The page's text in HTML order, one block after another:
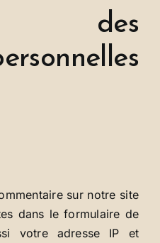
des
sur notre site
dans le formulaire de
votre adresse IP et